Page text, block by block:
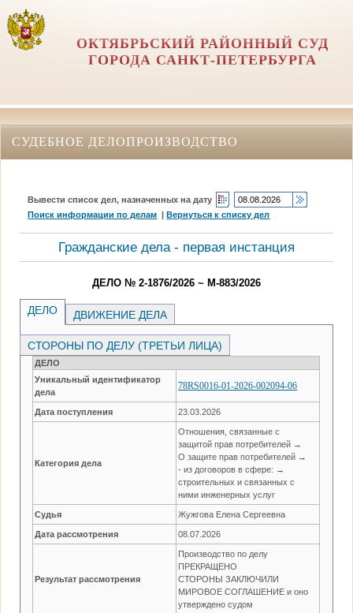
ОКТЯБРЬСКИЙ РАЙОННЫЙ СУД
ГОРОДА САНКТ-ПЕТЕРБУРГА
СУДЕБНОЕ ДЕЛОПРОИЗВОДСТВО
Вывести список дел, назначенных на дату
Поиск информации по делам |Вернуться к списку дел
Гражданские дела - первая инстанция
ДЕЛО № 2-1876/2026 ~ М-883/2026
ДЕЛО ДВИЖЕНИЕ ДЕЛА
СТОРОНЫ ПО ДЕЛУ (ТРЕТЬИ ЛИЦА)
ДЕЛО
Уникальный идентификатор
дела
78RS0016-01-2026-002094-06
Дата поступления 23.03.2026
Категория дела
Отношения, связанные с
защитой прав потребителей →
О защите прав потребителей →
- из договоров в сфере: →
строительных и связанных с
ними инженерных услуг
Судья Жужгова Елена Сергеевна
Дата рассмотрения 08.07.2026
Результат рассмотрения
Производство по делу
ПРЕКРАЩЕНО
СТОРОНЫ ЗАКЛЮЧИЛИ
МИРОВОЕ СОГЛАШЕНИЕ и оно
утверждено судом